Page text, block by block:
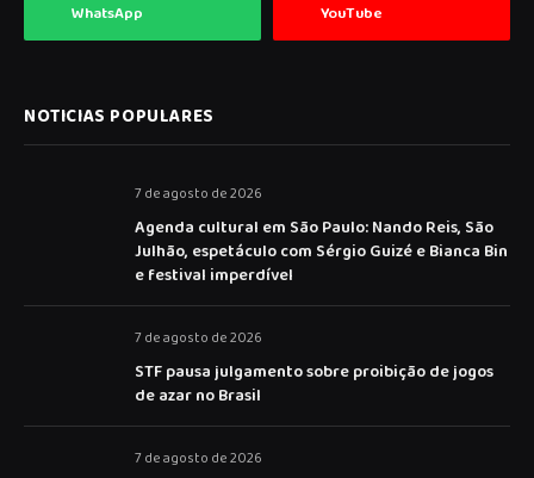
WhatsApp YouTube
NOTICIAS POPULARES
7 de agosto de 2026
Agenda cultural em São Paulo: Nando Reis, São
Julhão, espetáculo com Sérgio Guizé e Bianca Bin
e festival imperdível
7 de agosto de 2026
STF pausa julgamento sobre proibição de jogos
de azar no Brasil
7 de agosto de 2026